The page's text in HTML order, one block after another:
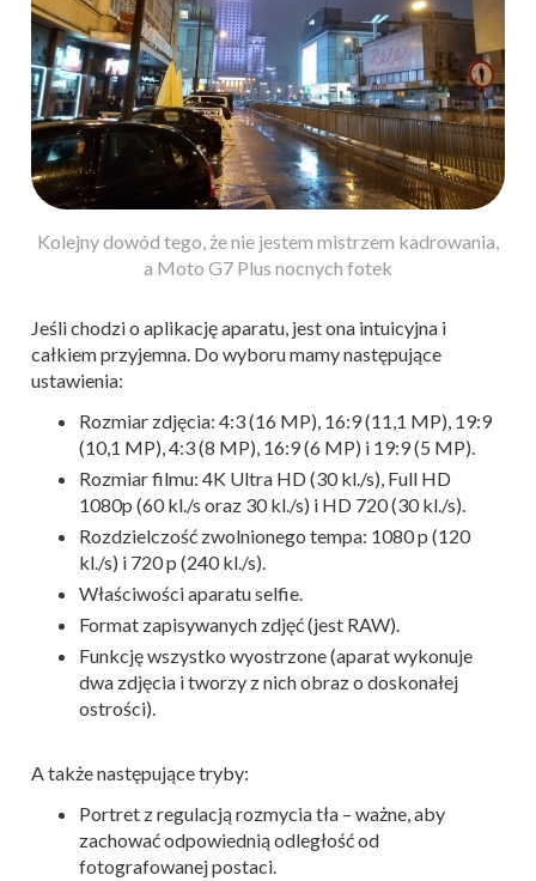
Kolejny dowód tego, że nie jestem mistrzem kadrowania,
a Moto G7 Plus nocnych fotek
Jeśli chodzi o aplikację aparatu, jest ona intuicyjna i
całkiem przyjemna. Do wyboru mamy następujące
ustawienia:
Rozmiar zdjęcia: 4:3 (16 MP), 16:9 (11,1 MP), 19:9
(10,1 MP), 4:3 (8 MP), 16:9 (6 MP) i 19:9 (5 MP).
Rozmiar filmu: 4K Ultra HD (30 kl./s), Full HD
1080p (60 kl./s oraz 30 kl./s) i HD 720 (30 kl./s).
Rozdzielczość zwolnionego tempa: 1080 p (120
kl./s) i 720 p (240 kl./s).
Właściwości aparatu selfie.
Format zapisywanych zdjęć (jest RAW).
Funkcję wszystko wyostrzone (aparat wykonuje
dwa zdjęcia i tworzy z nich obraz o doskonałej
ostrości).
A także następujące tryby:
Portret z regulacją rozmycia tła – ważne, aby
zachować odpowiednią odległość od
fotografowanej postaci.